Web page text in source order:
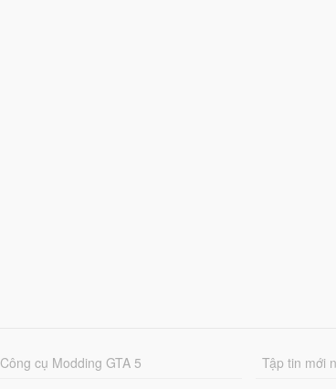
Công cụ Modding GTA 5
Tập tin mới